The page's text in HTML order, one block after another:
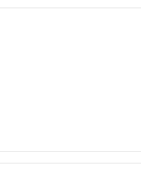
Woche. 🙂